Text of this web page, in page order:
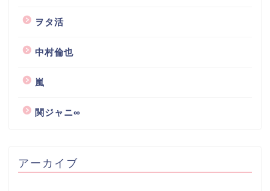
ヲタ活
中村倫也
嵐
関ジャニ∞
アーカイブ